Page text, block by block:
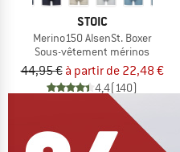
STOIC
Merino150 AlsenSt. Boxer
Sous-vêtement mérinos
44,95 € à partir de 22,48 €
4,4(140)